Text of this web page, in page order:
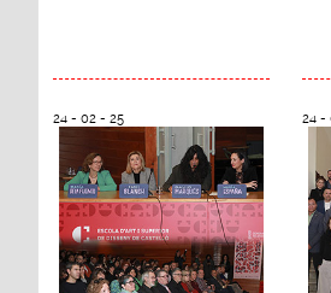
24 - 02 - 25 24 -